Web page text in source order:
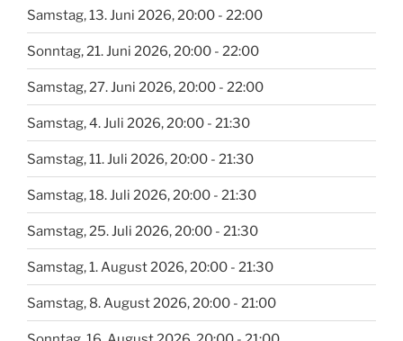
Samstag, 13. Juni 2026, 20:00 - 22:00
Sonntag, 21. Juni 2026, 20:00 - 22:00
Samstag, 27. Juni 2026, 20:00 - 22:00
Samstag, 4. Juli 2026, 20:00 - 21:30
Samstag, 11. Juli 2026, 20:00 - 21:30
Samstag, 18. Juli 2026, 20:00 - 21:30
Samstag, 25. Juli 2026, 20:00 - 21:30
Samstag, 1. August 2026, 20:00 - 21:30
Samstag, 8. August 2026, 20:00 - 21:00